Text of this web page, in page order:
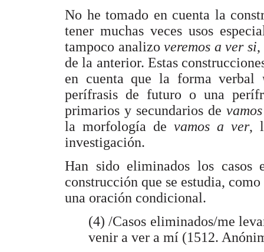
No he tomado en cuenta la
tener muchas veces usos
tampoco analizoveremos a ver si,
de la anterior. Estas
en cuenta que la forma verbal
perífrasis de futuro o una
primarios y secundarios de
la morfología de vamos a ver,
investigación.
Han sido eliminados los
construcción que se estudia,
una oración condicional.
(4) /Casos eliminados/me
venir a ver a mí (1512.